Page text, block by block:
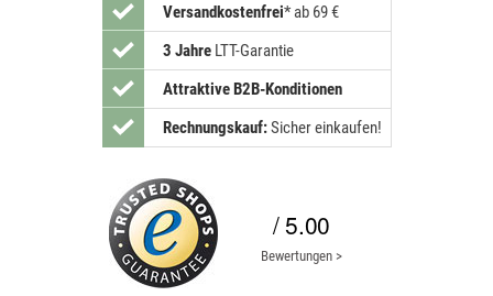
Versandkostenfrei* ab 69 €
3 JahreLTT-Garantie
Attraktive B2B-Konditionen
Rechnungskauf:Sicher einkaufen!
/ 5.00
Bewertungen >